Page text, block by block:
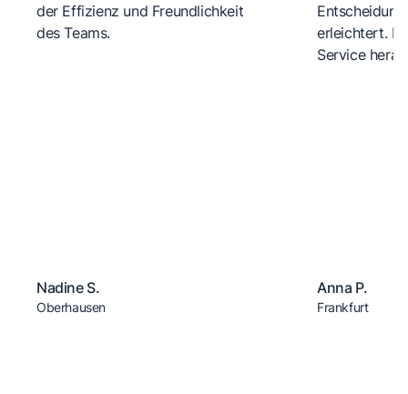
der Effizienz und Freundlichkeit
des Teams.
Nadine S.
Oberhausen
erleichtert.
Service
Anna P.
Frankfurt